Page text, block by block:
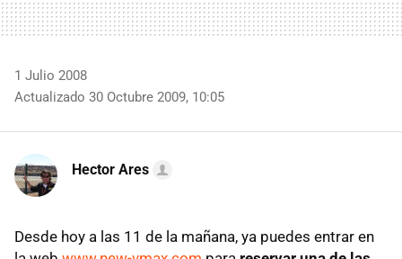
1 Julio 2008
Actualizado 30 Octubre 2009, 10:05
Hector Ares
Desde hoy a las 11 de la mañana, ya puedes entrar en